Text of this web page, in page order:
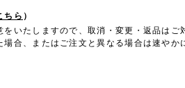
ちら ）
いたしますので、取消・変更・返品はご
合、またはご注文と異なる場合は速やか